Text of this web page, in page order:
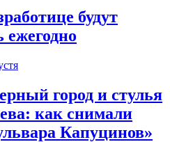
будут
ежегодно
город и стулья
как снимали
Капуцинов»